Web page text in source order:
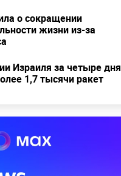
о сокращении
жизни из-за
Израиля за четыре дня
1,7 тысячи ракет